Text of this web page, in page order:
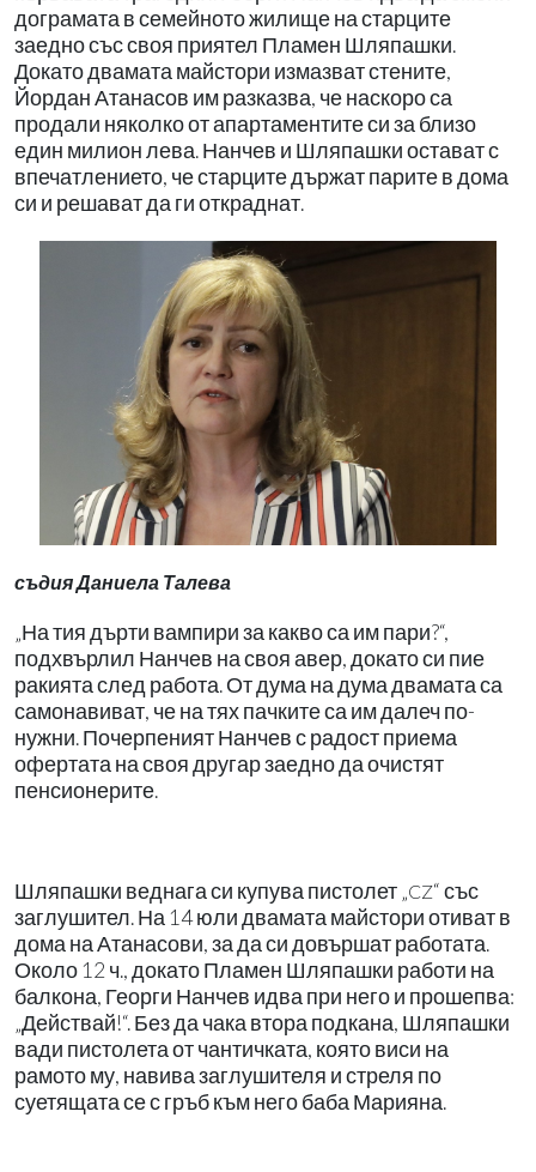
дограмата в семейното жилище на старците
заедно със своя приятел Пламен Шляпашки.
Докато двамата майстори измазват стените,
Йордан Атанасов им разказва, че наскоро са
продали няколко от апартаментите си за близо
един милион лева. Нанчев и Шляпашки остават с
впечатлението, че старците държат парите в дома
си и решават да ги откраднат.
съдия Даниела Талева
„На тия дърти вампири за какво са им пари?“,
подхвърлил Нанчев на своя авер, докато си пие
ракията след работа. От дума на дума двамата са
самонавиват, че на тях пачките са им далеч по-
нужни. Почерпеният Нанчев с радост приема
офертата на своя другар заедно да очистят
пенсионерите.
Шляпашки веднага си купува пистолет „CZ“ със
заглушител. На 14 юли двамата майстори отиват в
дома на Атанасови, за да си довършат работата.
Около 12 ч., докато Пламен Шляпашки работи на
балкона, Георги Нанчев идва при него и прошепва:
„Действай!“. Без да чака втора подкана, Шляпашки
вади пистолета от чантичката, която виси на
рамото му, навива заглушителя и стреля по
суетящата се с гръб към него баба Марияна.